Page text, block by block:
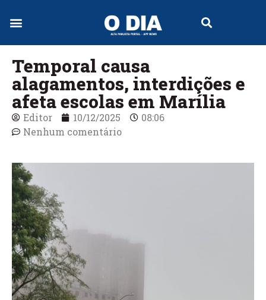
Temporal causa
alagamentos, interdições e
afeta escolas em Marília
Editor 10/12/2025
08:06
Nenhum comentário